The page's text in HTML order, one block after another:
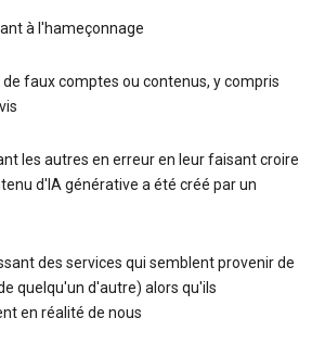
à l'hameçonnage
de faux comptes ou contenus, y compris
les autres en erreur en leur faisant croire
d'IA générative a été créé par un
des services qui semblent provenir de
quelqu'un d'autre) alors qu'ils
en réalité de nous